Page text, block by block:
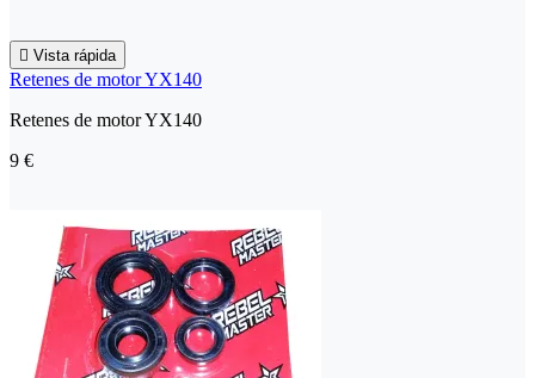
 Vista rápida
Retenes de motor YX140
Retenes de motor YX140
9 €